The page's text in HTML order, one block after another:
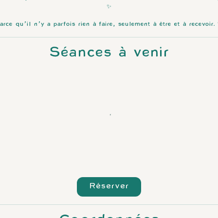
✨
qu’il n’y a parfois rien à faire, seulement à être et à recevoir.
Séances à venir
Réserver